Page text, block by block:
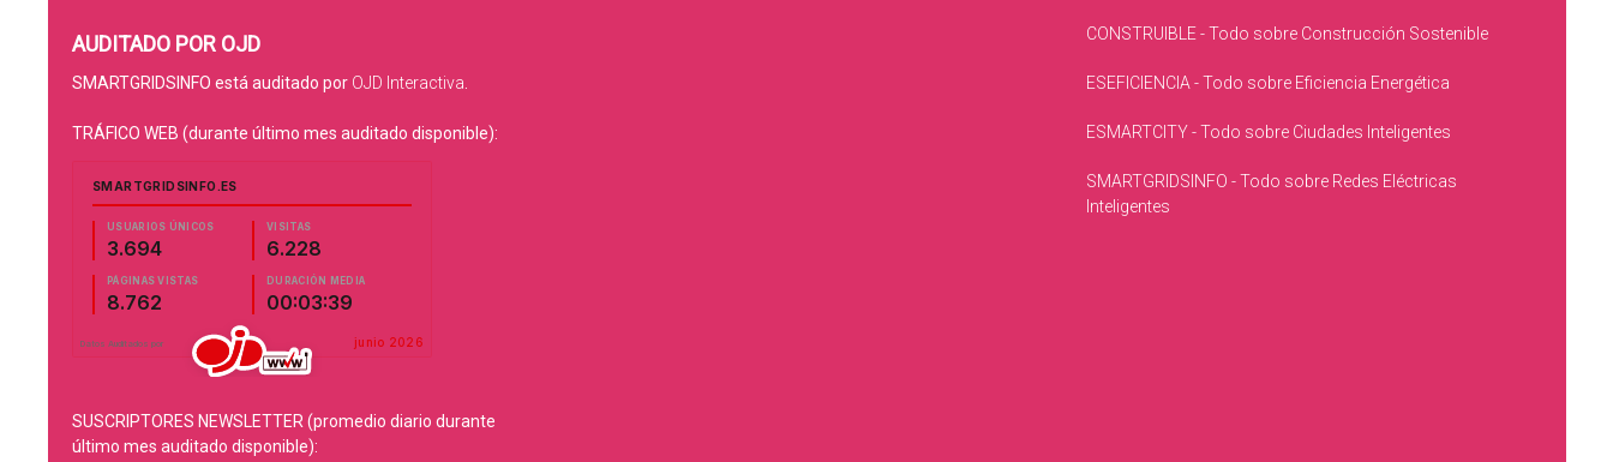
AUDITADO POR OJD
SMARTGRIDSINFO está auditado por OJD Interactiva
TRÁFICO WEB (durante último mes auditado disponible):
SUSCRIPTORES NEWSLETTER (promedio diario durante
último mes auditado disponible):
CONSTRUIBLE - Todo sobre Construcción Sostenible
ESEFICIENCIA - Todo sobre Eficiencia Energética
ESMARTCITY - Todo sobre Ciudades Inteligentes
SMARTGRIDSINFO - Todo sobre Redes Eléctricas
Inteligentes